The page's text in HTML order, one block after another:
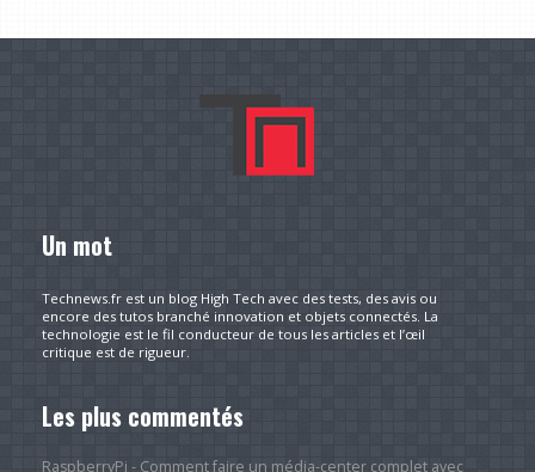
Un mot
Technews.fr est un blog High Tech avec des tests, des avis ou
encore des tutos branché innovation et objets connectés. La
technologie est le fil conducteur de tous les articles et l’œil
critique est de rigueur.
Les plus commentés
RaspberryPi - Comment faire un média-center complet avec